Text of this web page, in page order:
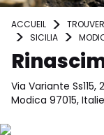
ACCUEIL
SICILIA
Via Variante
Modica 97015, Italie